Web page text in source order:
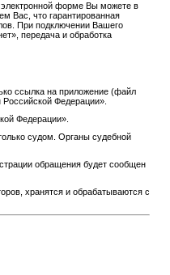
форме Вы можете в
Вас, что гарантированная
При подключении Вашего
передача и обработка
ссылка на приложение (файл
Федерации».
Федерации».
судом. Органы судебной
обращения будет сообщен
хранятся и обрабатываются с